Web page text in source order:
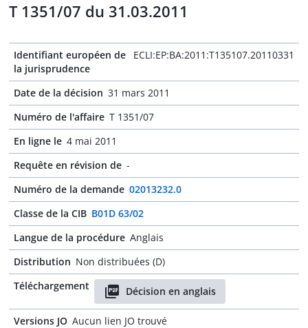
T 1351/07 du 31.03.2011
Identifiant européen de
la jurisprudence
ECLI:EP:BA:2011:T135107.20110331
Date de la décision 31 mars 2011
Numéro de l'affaire T 1351/07
En ligne le 4 mai 2011
Requête en révision de -
Numéro de la demande 02013232.0
Classe de la CIB B01D 63/02
Langue de la procédure Anglais
Distribution Non distribuées (D)
Téléchargement
Décision en anglais
Versions JO Aucun lien JO trouvé